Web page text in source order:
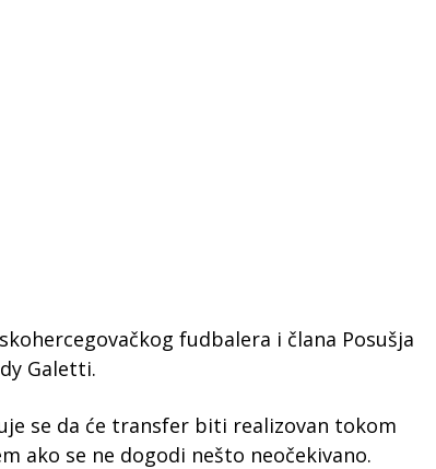
fudbalera i člana Posušja
Galetti.
se da će transfer biti realizovan tokom
ako se ne dogodi nešto neočekivano.